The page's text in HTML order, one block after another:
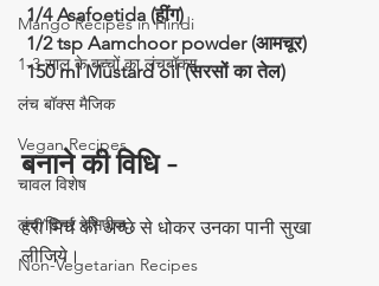
Mango Recipes in Hindi
1-3 साल के बच्चों का लंचबॉक्स
लंच बॉक्स मैजिक
Vegan Recipes
चावल विशेष
लंच/डिनर रेसिपीज
Non-Vegetarian Recipes
1/4 Asafoetida (हींग)
1/2 tsp Aamchoor powder (आमचूर)
150 ml Mustard oil (सरसों का तेल)
बनाने की विधि -
हरी मिर्च को अच्छे से धोकर उनका पानी सुखा
लीजिये।